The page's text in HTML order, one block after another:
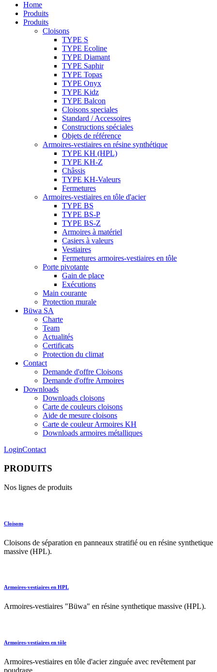
Home
Produits
Produits
Cloisons
TYPE S
TYPE Ecoline
TYPE Diamant
TYPE Saphir
TYPE Topas
TYPE Onyx
TYPE Kidz
TYPE Balcon
Cloisons speciales
Standard / Accessoires
Constructions spéciales
Objets de référence
Armoires-vestiaires en résine synthétique
TYPE KH (HPL)
TYPE KH-Z
Châssis
TYPE KH-Valeurs
Fermetures
Armoires-vestiaires en tôle d'acier
TYPE BS
TYPE BS-P
TYPE BS-Z
Armoires à matériel
Casiers à valeurs
Vestiaires
Fermetures armoires-vestiaires en tôle
Porte pivotante
Gain de place
Exécutions
Main courante
Protection murale
Büwa SA
Charte
Team
Actualités
Certificats
Protection du climat
Contact
Demande d'offre Cloisons
Demande d'offre Armoires
Downloads
Downloads cloisons
Carte de couleurs cloisons
Aide de mesure cloisons
Carte de couleur Armoires KH
Downloads armoires métalliques
LoginContact
PRODUITS
Nos lignes de produits
Cloisons
Cloisons de séparation en panneaux stratifié ou en résine synthetique
massive (HPL).
Armoires-vestiaires en HPL
Armoires-vestiaires "Büwa" en résine synthetique massive (HPL).
Armoires-vestiaires en tôle
Armoires-vestiaires en tôle d'acier zinguée avec revêtement par